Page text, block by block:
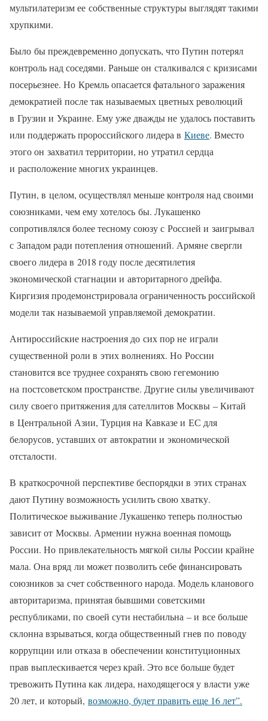
мультилатеризм ее собственные структуры выглядят такими
хрупкими.
Было бы преждевременно допускать, что Путин потерял
контроль над соседями. Раньше он сталкивался с кризисами
посерьезнее. Но Кремль опасается фатального заражения
демократией после так называемых цветных революций
в Грузии и Украине. Ему уже дважды не удалось поставить
или поддержать пророссийского лидера в Киеве. Вместо
этого он захватил территории, но утратил сердца
и расположение многих украинцев.
Путин, в целом, осуществлял меньше контроля над своими
союзниками, чем ему хотелось бы. Лукашенко
сопротивлялся более тесному союзу с Россией и заигрывал
с Западом ради потепления отношений. Армяне свергли
своего лидера в 2018 году после десятилетия
экономической стагнации и авторитарного дрейфа.
Киргизия продемонстрировала ограниченность российской
модели так называемой управляемой демократии.
Антироссийские настроения до сих пор не играли
существенной роли в этих волнениях. Но России
становится все труднее сохранять свою гегемонию
на постсоветском пространстве. Другие силы увеличивают
силу своего притяжения для сателлитов Москвы – Китай
в Центральной Азии, Турция на Кавказе и ЕС для
белорусов, уставших от автократии и экономической
отсталости.
В краткосрочной перспективе беспорядки в этих странах
дают Путину возможность усилить свою хватку.
Политическое выживание Лукашенко теперь полностью
зависит от Москвы. Армении нужна военная помощь
России. Но привлекательность мягкой силы России крайне
мала. Она вряд ли может позволить себе финансировать
союзников за счет собственного народа. Модель кланового
авторитаризма, принятая бывшими советскими
республиками, по своей сути нестабильна – и все больше
склонна взрываться, когда общественный гнев по поводу
коррупции или отказа в обеспечении конституционных
прав выплескивается через край. Это все больше будет
тревожить Путина как лидера, находящегося у власти уже
20 лет, и который, возможно, будет править еще 16 лет”.